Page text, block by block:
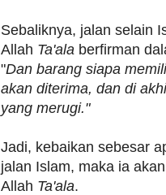
Sebaliknya, jalan selain
Allah Ta'ala berfirman
"Dan barang siapa
akan diterima, dan di
yang merugi."
Jadi, kebaikan sebesar
jalan Islam, maka ia
Allah Ta'ala.